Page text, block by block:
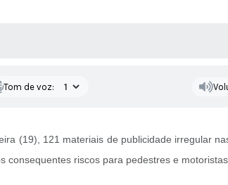
Tom de voz:
(19), 121 materiais de publicidade irregular
consequentes riscos para pedestres e motoristas.